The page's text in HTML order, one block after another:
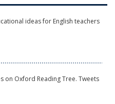
ideas for English teachers
on Oxford Reading Tree. Tweets